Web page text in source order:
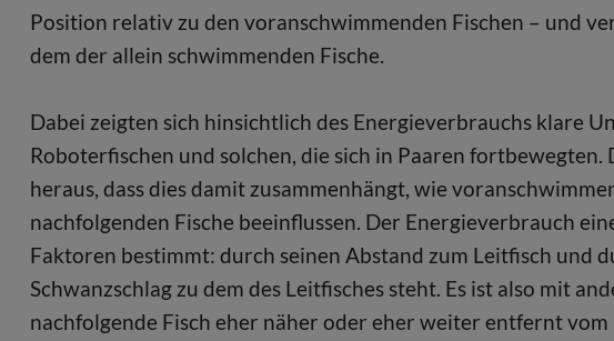
Position relativ zu den voranschwimmenden Fischen – und
dem der allein schwimmenden Fische.
Dabei zeigten sich hinsichtlich des Energieverbrauchs klare
Roboterfischen und solchen, die sich in Paaren
heraus, dass dies damit zusammenhängt, wie
nachfolgenden Fische beeinflussen. Der Energieverbrauch
Faktoren bestimmt: durch seinen Abstand zum Leitfisch und
Schwanzschlag zu dem des Leitfisches steht. Es ist also mit
nachfolgende Fisch eher näher oder eher weiter entfernt